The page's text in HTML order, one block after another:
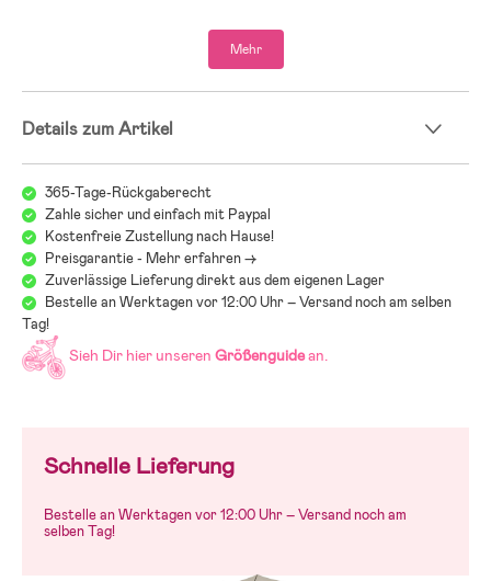
- Altersempfehlung: ab 10 Monaten.
- Kunststoff, Stoff, EVA.
Mehr
Details zum Artikel
365-Tage-Rückgaberecht
Zahle sicher und einfach mit Paypal
Kostenfreie Zustellung nach Hause!
Preisgarantie - Mehr erfahren ->
Zuverlässige Lieferung direkt aus dem eigenen Lager
Bestelle an Werktagen vor 12:00 Uhr – Versand noch am selben
Tag!
Sieh Dir hier unseren Größenguidean.
Schnelle Lieferung
Bestelle an Werktagen vor 12:00 Uhr – Versand noch am
selben Tag!